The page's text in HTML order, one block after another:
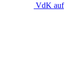
VdK auf